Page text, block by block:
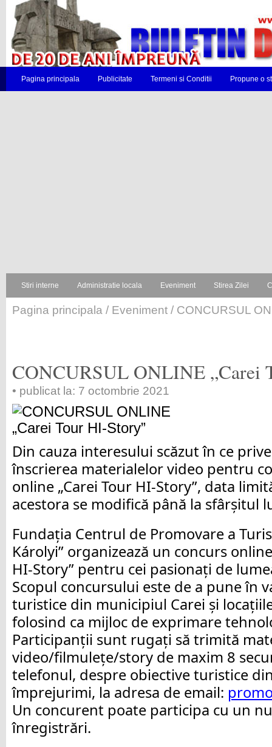
Pagina principala Publicitate Termeni si Conditii Propune o
Stiri interne Administratie locala Eveniment Stirea Zilei
Pagina principala / Eveniment / CONCURSUL
CONCURSUL ONLINE „Carei
• publicat la: 7 octombrie 2021
Din cauza interesului scăzut în ce
înscrierea materialelorvideo pentru
online „Carei Tour HI-Story”, data
acestora se modifică până la sfârșitul
Fundația Centrul de Promovare a
Károlyi” organizează un concurs
HI-Story” pentru cei pasionați de
Scopul concursului este de a pune în
turistice din municipiul Carei și
folosind ca mijloc de exprimare
Participanții sunt rugați să trimită
video/filmulețe/story de maxim 8
telefonul, despre obiective turistice
împrejurimi, la adresa de email:
Un concurent poate participa cu un
înregistrări.